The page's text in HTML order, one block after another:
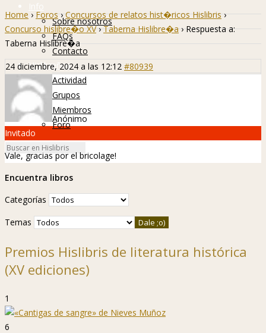
Info
Sobre nosotros
FAQs
Contacto
Hislibreños
Actividad
Grupos
Miembros
Foro
Home › Foros › Concursos de relatos hist�ricos Hislibris ›
Concurso hislibre�o XV › Taberna Hislibre�a › Respuesta a:
Taberna Hislibre�a
24 diciembre, 2024 a las 12:12 #80939
Anónimo
Invitado
Vale, gracias por el bricolage!
Encuentra libros
Categorías
Temas
Premios Hislibris de literatura histórica
(XV ediciones)
1
6